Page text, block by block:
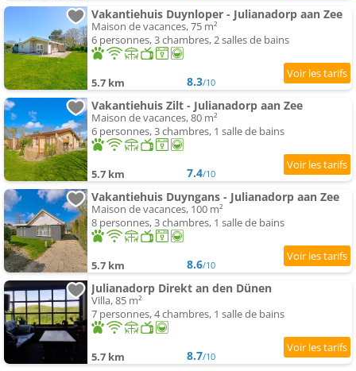
Vakantiehuis Duynloper - Julianadorp aan Zee
Maison de vacances, 75 m²
6 personnes, 3 chambres, 2 salles de bains
5.7 km 8.3/10
Vakantiehuis Zilt - Julianadorp aan Zee
Maison de vacances, 80 m²
6 personnes, 3 chambres, 1 salle de bains
5.7 km 7.4/10
Vakantiehuis Duyngans - Julianadorp aan Zee
Maison de vacances, 100 m²
8 personnes, 3 chambres, 1 salle de bains
5.7 km 8.6/10
Julianadorp Direkt an den Dünen
Villa, 85 m²
7 personnes, 4 chambres, 1 salle de bains
5.7 km 8.7/10